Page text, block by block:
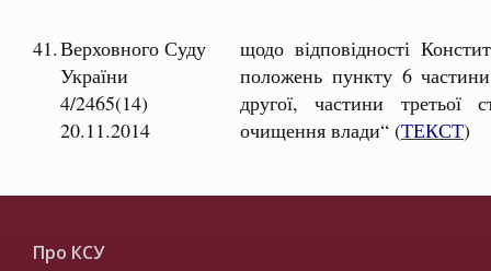
41.Верховного Суду
України
4/2465(14)
20.11.2014
щодо відповідності
положень пункту 6
другої, частини третьої
очищення влади“ (ТЕКСТ)
Про КСУ